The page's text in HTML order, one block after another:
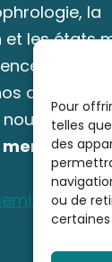
Pour
telles
des
ou de
la
et les états
et
actions,
membre .